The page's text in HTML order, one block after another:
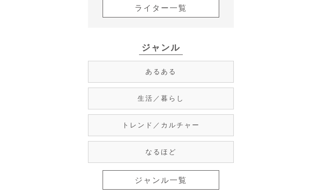
ライター一覧
ジャンル
あるある
生活／暮らし
トレンド／カルチャー
なるほど
ジャンル一覧